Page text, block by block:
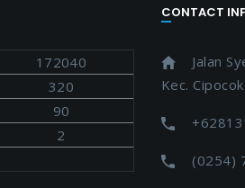
172040
320
90
2
CONTACT
Jalan
Kec.
(0254)